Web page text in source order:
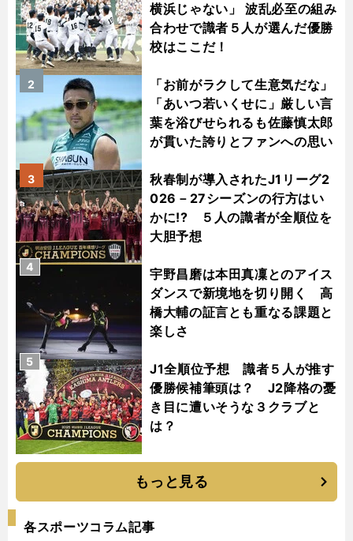
横浜じゃない」 波乱必至の組み
合わせで識者５人が選んだ優勝
校はここだ！
「お前がラクして生意気だな」
「あいつ若いくせに」厳しい言
葉を浴びせられるも佐藤慎太郎
が貫いた誇りとファンへの思い
2
秋春制が導入されたJ1リーグ2
026－27シーズンの行方はい
かに!? ５人の識者が全順位を
大胆予想
3
宇野昌磨は本田真凜とのアイス
ダンスで新境地を切り開く 高
橋大輔の証言とも重なる課題と
楽しさ
4
J1全順位予想 識者５人が推す
優勝候補筆頭は？ J2降格の憂
き目に遭いそうな３クラブと
は？
5
もっと見る
各スポーツコラム記事